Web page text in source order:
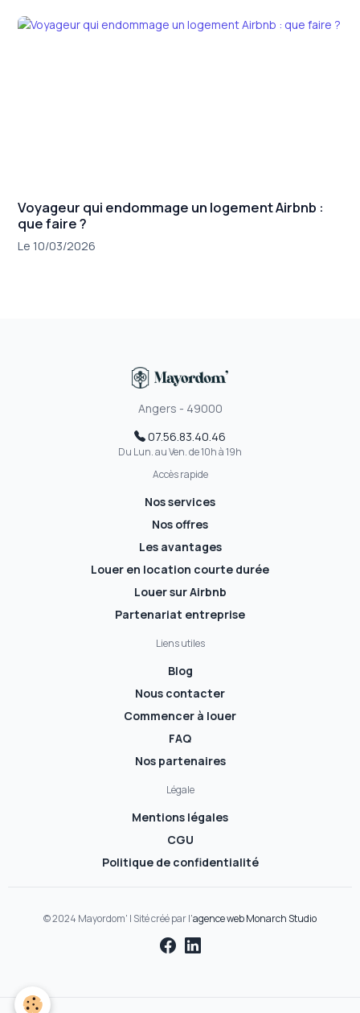
Voyageur qui endommage un logement Airbnb :
que faire ?
Le 10/03/2026
Angers - 49000
07.56.83.40.46
Du Lun. au Ven. de 10h à 19h
Accès rapide
Nos services
Nos offres
Les avantages
Louer en location courte durée
Louer sur Airbnb
Partenariat entreprise
Liens utiles
Blog
Nous contacter
Commencer à louer
FAQ
Nos partenaires
Légale
Mentions légales
CGU
Politique de confidentialité
© 2024 Mayordom' | Sité créé par l'agence web Monarch Studio